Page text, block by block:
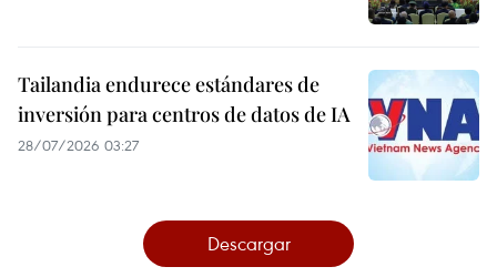
Tailandia endurece estándares de
inversión para centros de datos de IA
28/07/2026 03:27
Descargar